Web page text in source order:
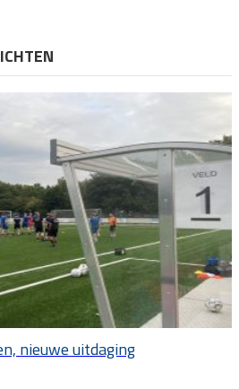
nieuwe uitdaging